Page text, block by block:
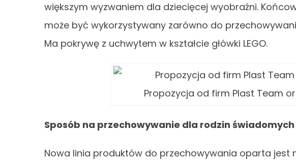
większym wyzwaniem dla dziecięcej wyobraźni.
może być wykorzystywany zarówno do
Ma pokrywę z uchwytem w kształcie główki LEGO.
Propozycja od firm Plast Team
Sposób na przechowywanie dla rodzin
Nowa linia produktów do przechowywania oparta jest